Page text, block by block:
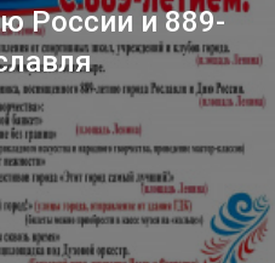
России и 889-